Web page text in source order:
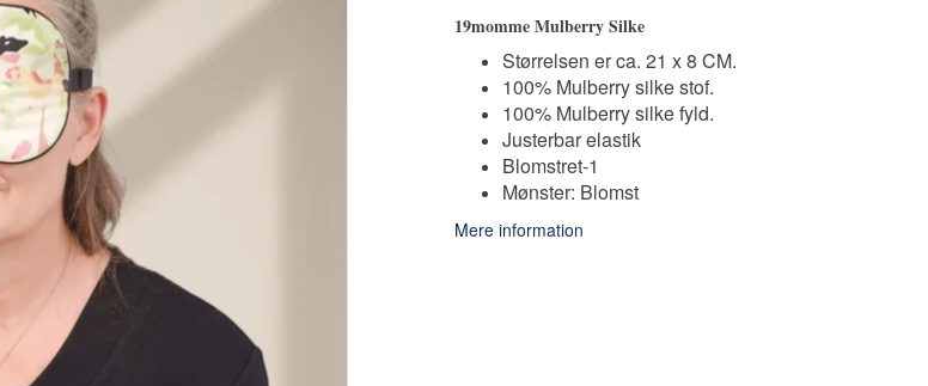
19momme Mulberry Silke
Størrelsen er ca. 21 x 8 CM.
100% Mulberry silke stof.
100% Mulberry silke fyld.
Justerbar elastik
Blomstret-1
Mønster: Blomst
Mere information